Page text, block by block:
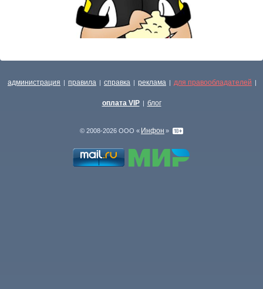
администрация | правила | справка | реклама | для правообладателей |
оплата VIP | блог
© 2008-2026 ООО « Инфон »